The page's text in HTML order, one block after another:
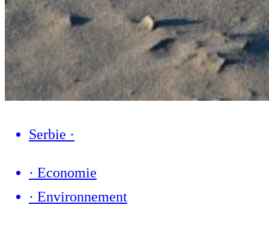
Serbie ·
· Economie
· Environnement